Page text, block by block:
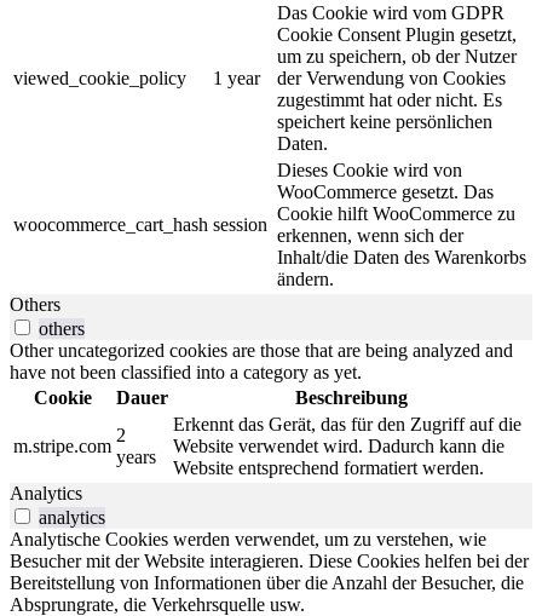
viewed_cookie_policy 1 year
Das Cookie wird vom GDPR
Cookie Consent Plugin gesetzt,
um zu speichern, ob der Nutzer
der Verwendung von Cookies
zugestimmt hat oder nicht. Es
speichert keine persönlichen
Daten.
woocommerce_cart_hash session
Dieses Cookie wird von
WooCommerce gesetzt. Das
Cookie hilft WooCommerce zu
erkennen, wenn sich der
Inhalt/die Daten des Warenkorbs
ändern.
Others
others
Other uncategorized cookies are those that are being analyzed and
have not been classified into a category as yet.
Cookie
Dauer Beschreibung
m.stripe.com
2
years
Erkennt das Gerät, das für den Zugriff auf die
Website verwendet wird. Dadurch kann die
Website entsprechend formatiert werden.
Analytics
analytics
Analytische Cookies werden verwendet, um zu verstehen, wie
Besucher mit der Website interagieren. Diese Cookies helfen bei der
Bereitstellung von Informationen über die Anzahl der Besucher, die
Absprungrate, die Verkehrsquelle usw.